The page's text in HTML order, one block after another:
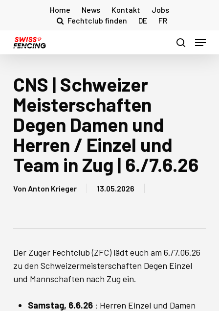
content
Home News Kontakt
Jobs
Fechtclub finden
DE FR
search
Menu
CNS | Schweizer
Meisterschaften
Degen Damen und
Herren / Einzel und
Team in Zug | 6./7.6.26
Von Anton Krieger 13.05.2026
Der Zuger Fechtclub (ZFC) lädt euch am 6./7.06.26
zu den Schweizermeisterschaften Degen Einzel
und Mannschaften nach Zug ein.
Samstag, 6.6.26: Herren Einzel und Damen